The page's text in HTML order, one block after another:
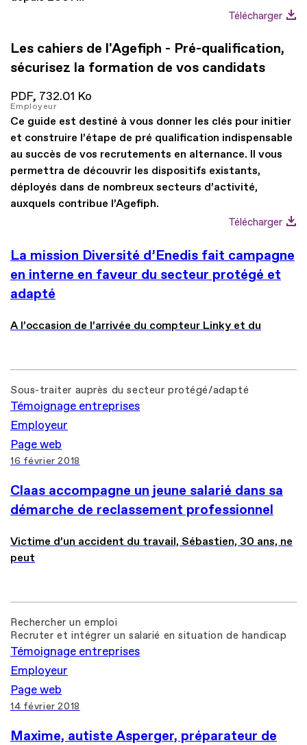
Télécharger
Les cahiers de l'Agefiph - Pré-qualification,
sécurisez la formation de vos candidats
PDF, 732.01 Ko
Employeur
Ce guide est destiné à vous donner les clés pour initier
et construire l’étape de pré qualification indispensable
au succès de vos recrutements en alternance. Il vous
permettra de découvrir les dispositifs existants,
déployés dans de nombreux secteurs d’activité,
auxquels contribue l’Agefiph.
Télécharger
La mission Diversité d’Enedis fait campagne
en interne en faveur du secteur protégé et
adapté
A l’occasion de l’arrivée du compteur Linky et du
Sous-traiter auprès du secteur protégé/adapté
Témoignage entreprises
Employeur
Page web
16 février 2018
Claas accompagne un jeune salarié dans sa
démarche de reclassement professionnel
Victime d’un accident du travail, Sébastien, 30 ans, ne
peut
Rechercher un emploi
Recruter et intégrer un salarié en situation de handicap
Témoignage entreprises
Employeur
Page web
14 février 2018
Maxime, autiste Asperger, préparateur de